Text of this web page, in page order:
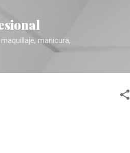
manicura,